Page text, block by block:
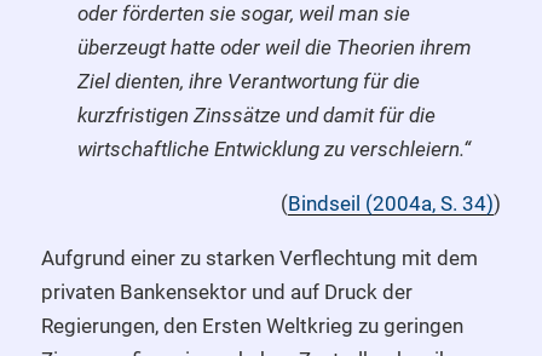
oder förderten sie sogar, weil man sie
überzeugt hatte oder weil die Theorien ihrem
Ziel dienten, ihre Verantwortung für die
kurzfristigen Zinssätze und damit für die
wirtschaftliche Entwicklung zu verschleiern.“
(Bindseil (2004a, S. 34))
Aufgrund einer zu starken Verflechtung mit dem
privaten Bankensektor und auf Druck der
Regierungen, den Ersten Weltkrieg zu geringen